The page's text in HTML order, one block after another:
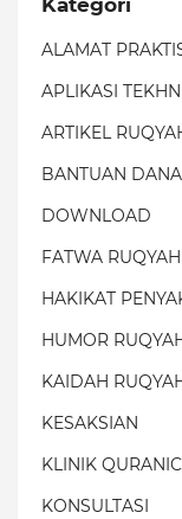
Kategori
ALAMAT
APLIKASI
ARTIKEL
BANTUAN DANA
DOWNLOAD
FATWA RUQYAH
HAKIKAT
HUMOR
KAIDAH
KESAKSIAN
KLINIK
KONSULTASI